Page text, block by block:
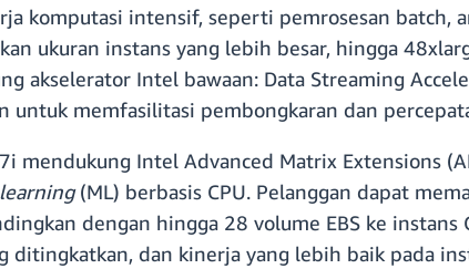
komputasi intensif, seperti pemrosesan batch,
ukuran instans yang lebih besar, hingga
akselerator Intel bawaan: Data Streaming
untuk memfasilitasi pembongkaran dan
mendukung Intel Advanced Matrix Extensions
(ML) berbasis CPU. Pelanggan dapat
dengan hingga 28 volume EBS ke
ditingkatkan, dan kinerja yang lebih baik pada